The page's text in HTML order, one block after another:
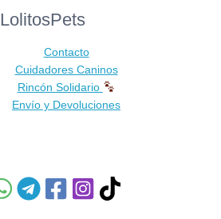
elegir
la
página
de
producto
LolitosPets
Contacto
Cuidadores Caninos
Rincón Solidario
Envío y Devoluciones